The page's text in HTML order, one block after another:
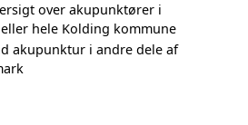
over akupunktører i
hele Kolding kommune
akupunktur i andre dele af